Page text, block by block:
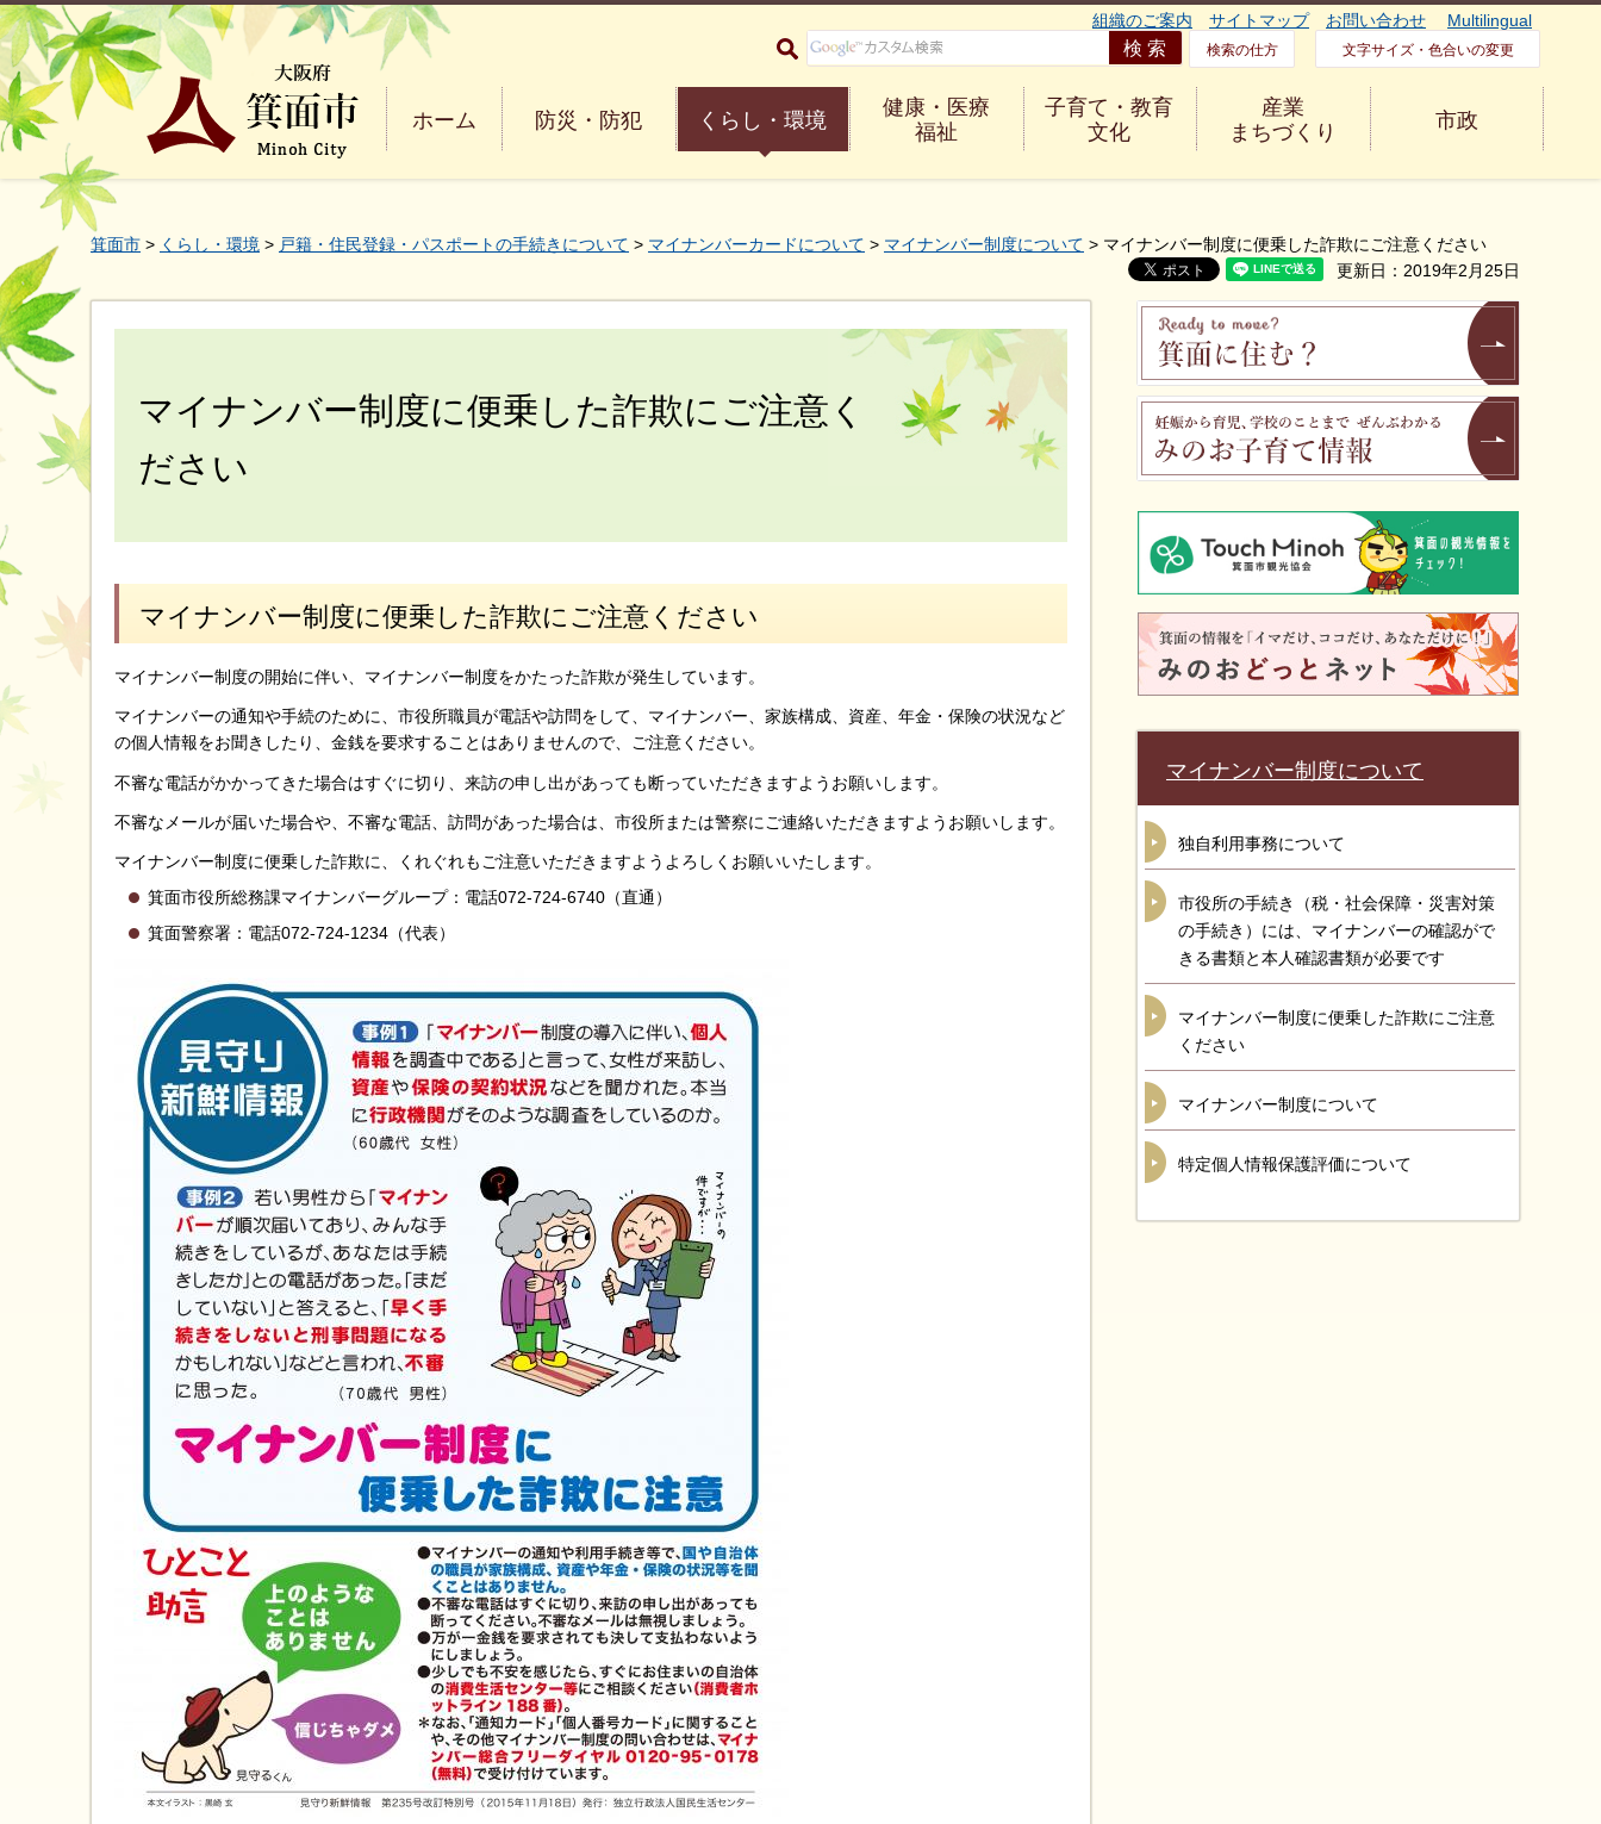
大阪府箕面市 Minoh City
組織のご案内 サイトマップ お問い合わせ Multilingual
検索の仕方 文字サイズ・色合いの変更
ホーム 防災・防犯 くらし・環境
健康・医療
福祉
子育て・教育
文化
産業
まちづくり
市政
箕面市 > くらし・環境 > 戸籍・住民登録・パスポートの手続きについて > マイナンバーカードについて > マイナンバー制度について > マイナンバー制度に便乗した詐欺にご注意ください
更新日：2019年2月25日
マイナンバー制度に便乗した詐欺にご注意く
ださい
マイナンバー制度に便乗した詐欺にご注意ください
マイナンバー制度の開始に伴い、マイナンバー制度をかたった詐欺が発生しています。
マイナンバーの通知や手続のために、市役所職員が電話や訪問をして、マイナンバー、家族構成、資産、年金・保険の状況など
の個人情報をお聞きしたり、金銭を要求することはありませんので、ご注意ください。
不審な電話がかかってきた場合はすぐに切り、来訪の申し出があっても断っていただきますようお願いします。
不審なメールが届いた場合や、不審な電話、訪問があった場合は、市役所または警察にご連絡いただきますようお願いします。
マイナンバー制度に便乗した詐欺に、くれぐれもご注意いただきますようよろしくお願いいたします。
箕面市役所総務課マイナンバーグループ：電話072-724-6740（直通）
箕面警察署：電話072-724-1234（代表）
マイナンバー制度について
独自利用事務について
市役所の手続き（税・社会保障・災害対策
の手続き）には、マイナンバーの確認がで
きる書類と本人確認書類が必要です
マイナンバー制度に便乗した詐欺にご注意
ください
マイナンバー制度について
特定個人情報保護評価について